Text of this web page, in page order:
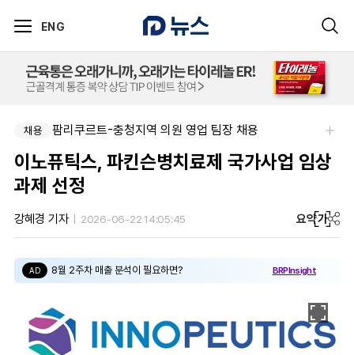
ENG
채용 팜리쿠르트-충청지역 의원 영업 팀장 채용
이노퓨틱스, 파킨슨병치료제 국가사업 임상
과제 선정
강혜경 기자 2026-06-22 14:05:45 요약가
AD 8월 2주차 매출 분석이 필요하면? BRPInsight